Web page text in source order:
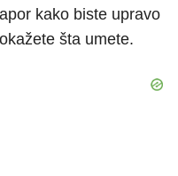
kako biste upravo
šta umete.